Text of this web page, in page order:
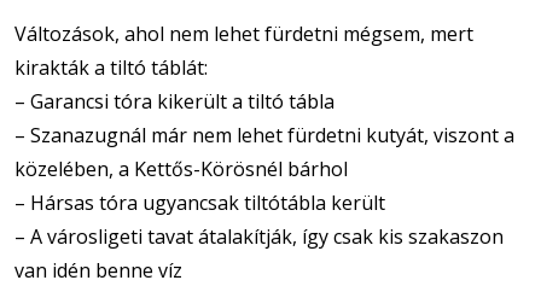
Változások, ahol nem lehet fürdetni mégsem, mert
kirakták a tiltó táblát:
– Garancsi tóra kikerült a tiltó tábla
– Szanazugnál már nem lehet fürdetni kutyát, viszont a
közelében, a Kettős-Körösnél bárhol
– Hársas tóra ugyancsak tiltótábla került
– A városligeti tavat átalakítják, így csak kis szakaszon
van idén benne víz